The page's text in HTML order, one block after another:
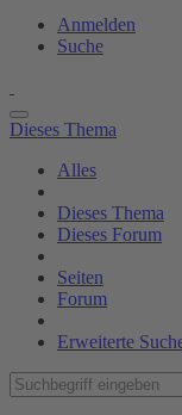
Anmelden
Suche
Dieses Thema
Alles
Dieses Thema
Dieses Forum
Seiten
Forum
Erweiterte